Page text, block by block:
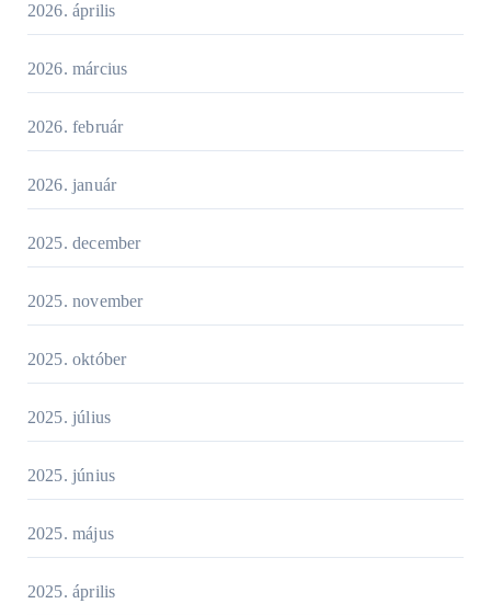
2026. április
2026. március
2026. február
2026. január
2025. december
2025. november
2025. október
2025. július
2025. június
2025. május
2025. április